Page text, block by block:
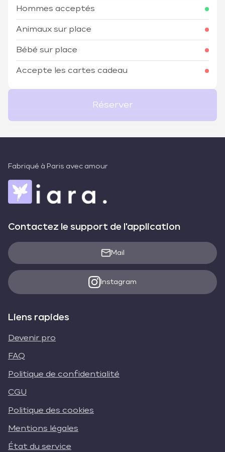
Hommes acceptés
Animaux sur place
Bébé sur place
Accepte les cartes cadeau
Réserver
Fabriqué à Paris avec amour
Contactez le support de l'application
Mail
Instagram
Liens rapides
Devenir pro
FAQ
Politique de confidentialité
CGU
Politique des cookies
Mentions légales
État du service